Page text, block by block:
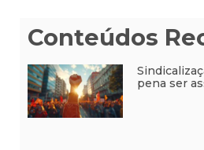
Conteúdos
pena ser